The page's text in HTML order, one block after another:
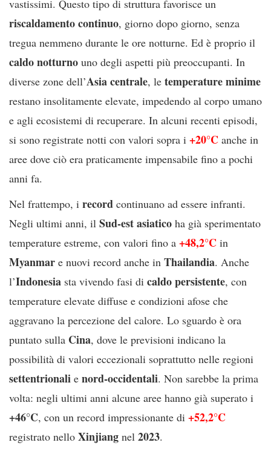
vastissimi. Questo tipo di struttura favorisce un
riscaldamento continuo, giorno dopo giorno, senza
tregua nemmeno durante le ore notturne. Ed è proprio il
caldo notturno uno degli aspetti più preoccupanti. In
diverse zone dell’Asia centrale, le temperature minime
restano insolitamente elevate, impedendo al corpo umano
e agli ecosistemi di recuperare. In alcuni recenti episodi,
si sono registrate notti con valori sopra i +20°C anche in
aree dove ciò era praticamente impensabile fino a pochi
anni fa.
Nel frattempo, i record continuano ad essere infranti.
Negli ultimi anni, il Sud-est asiatico ha già sperimentato
temperature estreme, con valori fino a +48,2°C in
Myanmar e nuovi record anche in Thailandia. Anche
l’Indonesia sta vivendo fasi di caldo persistente, con
temperature elevate diffuse e condizioni afose che
aggravano la percezione del calore. Lo sguardo è ora
puntato sulla Cina, dove le previsioni indicano la
possibilità di valori eccezionali soprattutto nelle regioni
settentrionali e nord-occidentali. Non sarebbe la prima
volta: negli ultimi anni alcune aree hanno già superato i
+46°C, con un record impressionante di +52,2°C
registrato nello Xinjiang nel 2023.